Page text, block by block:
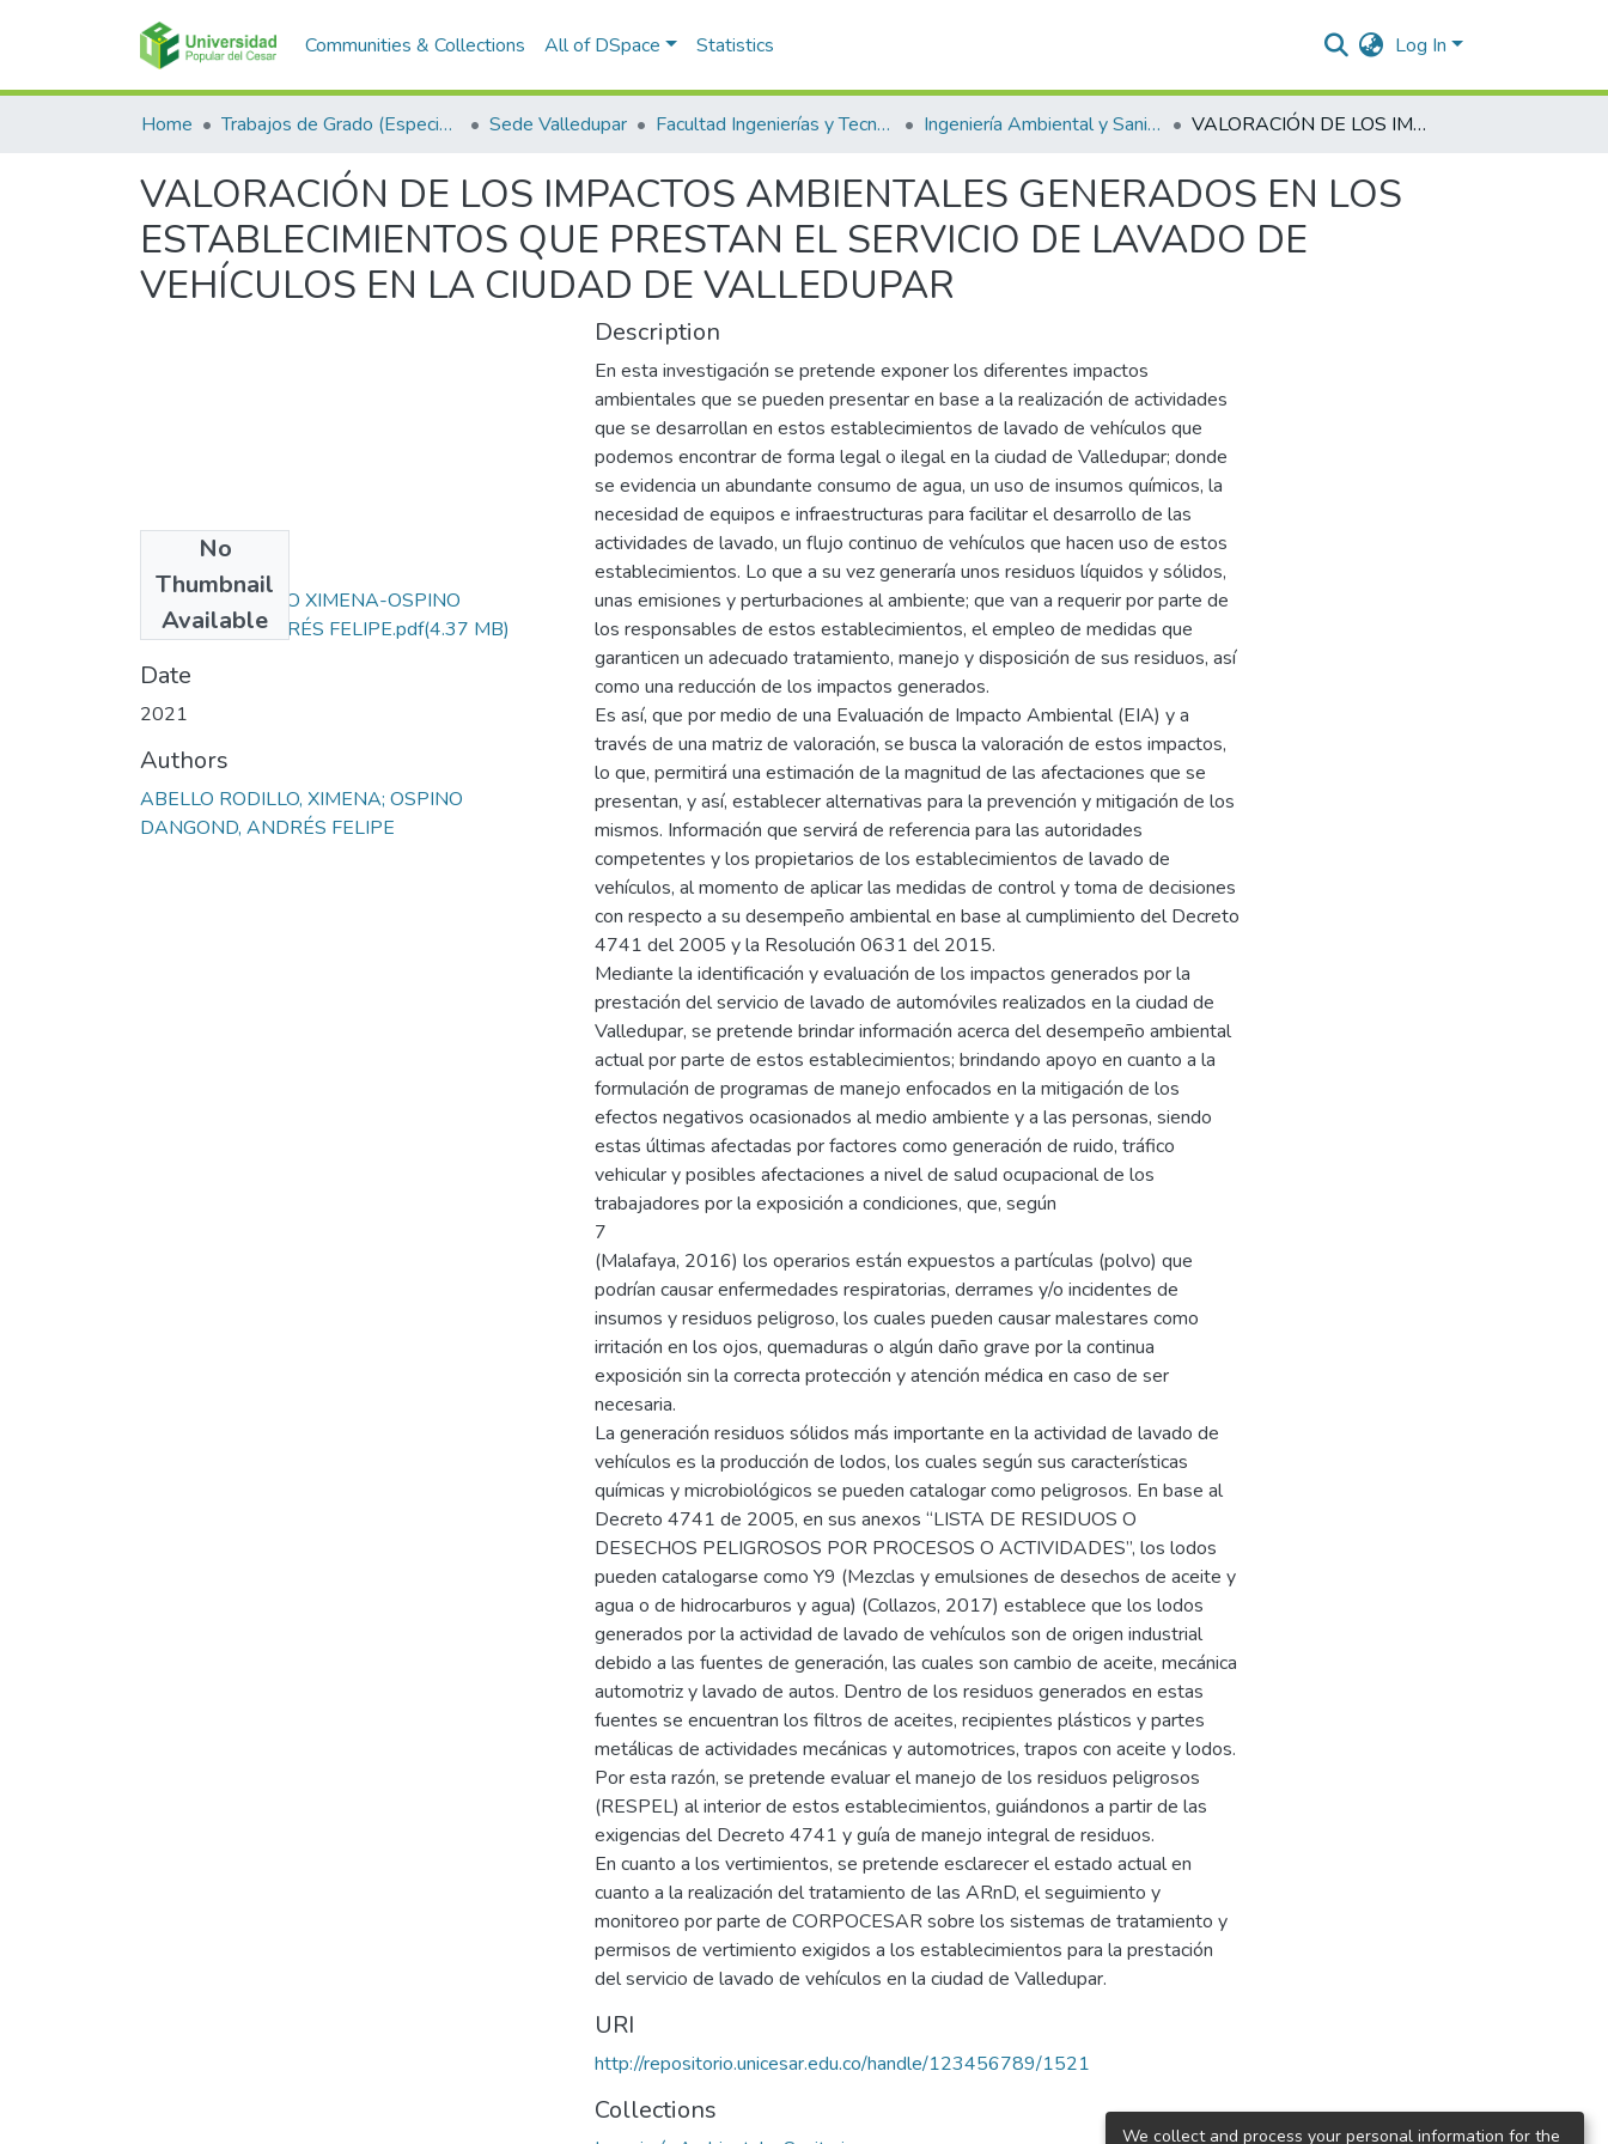
Communities & Collections All of DSpace Statistics Log In
Home Trabajos de Grado (Especializaciones y Pregrados) Sede Valledupar Facultad Ingenierías y Tecnologías Ingeniería Ambiental y Sanitaria. VALORACIÓN DE LOS IMPACTOS AMBIENTALES GENERADOS EN LOS ESTABLECIMIENTOS QUE PRESTAN EL SERVICIO DE LAVADO DE VEHÍCULOS EN LA CIUDAD DE VALLEDUPAR
VALORACIÓN DE LOS IMPACTOS AMBIENTALES GENERADOS EN LOS
ESTABLECIMIENTOS QUE PRESTAN EL SERVICIO DE LAVADO DE
VEHÍCULOS EN LA CIUDAD DE VALLEDUPAR
No
Thumbnail
Available
ABELLO RODILLO XIMENA-OSPINO
DANGOND ANDRÉS FELIPE.pdf(4.37 MB)
Date
2021
Authors
ABELLO RODILLO, XIMENA; OSPINO
DANGOND, ANDRÉS FELIPE
Description
En esta investigación se pretende exponer los diferentes impactos
ambientales que se pueden presentar en base a la realización de actividades
que se desarrollan en estos establecimientos de lavado de vehículos que
podemos encontrar de forma legal o ilegal en la ciudad de Valledupar; donde
se evidencia un abundante consumo de agua, un uso de insumos químicos, la
necesidad de equipos e infraestructuras para facilitar el desarrollo de las
actividades de lavado, un flujo continuo de vehículos que hacen uso de estos
establecimientos. Lo que a su vez generaría unos residuos líquidos y sólidos,
unas emisiones y perturbaciones al ambiente; que van a requerir por parte de
los responsables de estos establecimientos, el empleo de medidas que
garanticen un adecuado tratamiento, manejo y disposición de sus residuos, así
como una reducción de los impactos generados.
Es así, que por medio de una Evaluación de Impacto Ambiental (EIA) y a
través de una matriz de valoración, se busca la valoración de estos impactos,
lo que, permitirá una estimación de la magnitud de las afectaciones que se
presentan, y así, establecer alternativas para la prevención y mitigación de los
mismos. Información que servirá de referencia para las autoridades
competentes y los propietarios de los establecimientos de lavado de
vehículos, al momento de aplicar las medidas de control y toma de decisiones
con respecto a su desempeño ambiental en base al cumplimiento del Decreto
4741 del 2005 y la Resolución 0631 del 2015.
Mediante la identificación y evaluación de los impactos generados por la
prestación del servicio de lavado de automóviles realizados en la ciudad de
Valledupar, se pretende brindar información acerca del desempeño ambiental
actual por parte de estos establecimientos; brindando apoyo en cuanto a la
formulación de programas de manejo enfocados en la mitigación de los
efectos negativos ocasionados al medio ambiente y a las personas, siendo
estas últimas afectadas por factores como generación de ruido, tráfico
vehicular y posibles afectaciones a nivel de salud ocupacional de los
trabajadores por la exposición a condiciones, que, según
7
(Malafaya, 2016) los operarios están expuestos a partículas (polvo) que
podrían causar enfermedades respiratorias, derrames y/o incidentes de
insumos y residuos peligroso, los cuales pueden causar malestares como
irritación en los ojos, quemaduras o algún daño grave por la continua
exposición sin la correcta protección y atención médica en caso de ser
necesaria.
La generación residuos sólidos más importante en la actividad de lavado de
vehículos es la producción de lodos, los cuales según sus características
químicas y microbiológicos se pueden catalogar como peligrosos. En base al
Decreto 4741 de 2005, en sus anexos “LISTA DE RESIDUOS O
DESECHOS PELIGROSOS POR PROCESOS O ACTIVIDADES”, los lodos
pueden catalogarse como Y9 (Mezclas y emulsiones de desechos de aceite y
agua o de hidrocarburos y agua) (Collazos, 2017) establece que los lodos
generados por la actividad de lavado de vehículos son de origen industrial
debido a las fuentes de generación, las cuales son cambio de aceite, mecánica
automotriz y lavado de autos. Dentro de los residuos generados en estas
fuentes se encuentran los filtros de aceites, recipientes plásticos y partes
metálicas de actividades mecánicas y automotrices, trapos con aceite y lodos.
Por esta razón, se pretende evaluar el manejo de los residuos peligrosos
(RESPEL) al interior de estos establecimientos, guiándonos a partir de las
exigencias del Decreto 4741 y guía de manejo integral de residuos.
En cuanto a los vertimientos, se pretende esclarecer el estado actual en
cuanto a la realización del tratamiento de las ARnD, el seguimiento y
monitoreo por parte de CORPOCESAR sobre los sistemas de tratamiento y
permisos de vertimiento exigidos a los establecimientos para la prestación
del servicio de lavado de vehículos en la ciudad de Valledupar.
URI
http://repositorio.unicesar.edu.co/handle/123456789/1521
Collections
We collect and process your personal information for the